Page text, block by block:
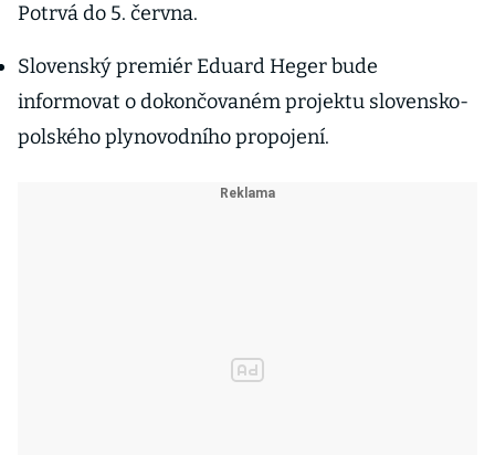
Potrvá do 5. června.
Slovenský premiér Eduard Heger bude
informovat o dokončovaném projektu slovensko-
polského plynovodního propojení.